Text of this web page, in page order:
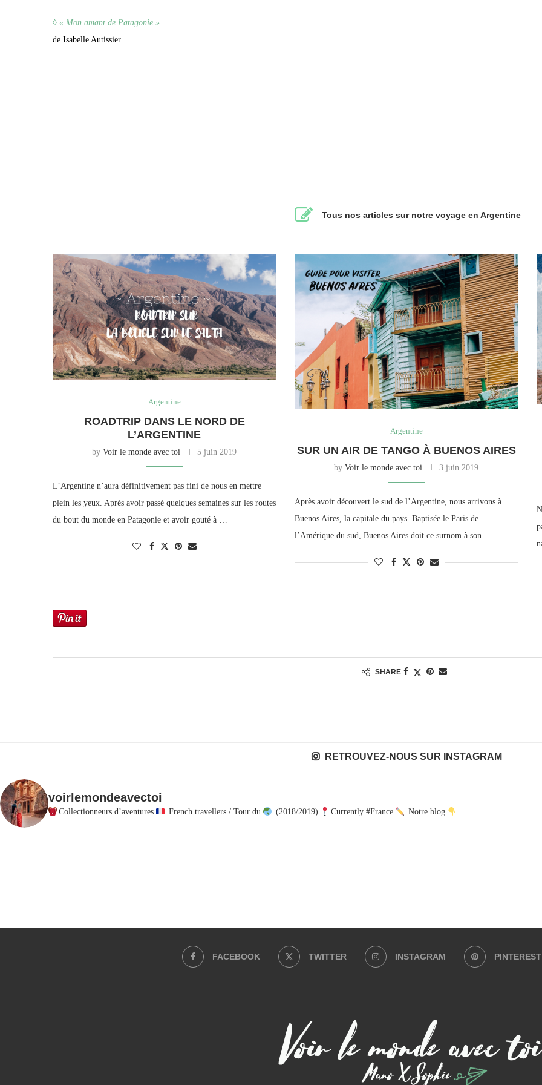
◊ « Mon amant de Patagonie »
de Isabelle Autissier
Tous nos articles sur notre voyage en Argentine
Argentine
ROADTRIP DANS LE NORD DE
L’ARGENTINE
byVoir le monde avec toi 5 juin 2019
L’Argentine n’aura définitivement pas fini de nous en mettre
plein les yeux. Après avoir passé quelques semaines sur les routes
du bout du monde en Patagonie et avoir gouté à …
Argentine
SUR UN AIR DE TANGO À BUENOS AIRES
byVoir le monde avec toi 3 juin 2019
Après avoir découvert le sud de l’Argentine, nous arrivons à
Buenos Aires, la capitale du pays. Baptisée le Paris de
l’Amérique du sud, Buenos Aires doit ce surnom à son …
SHARE
RETROUVEZ-NOUS SUR INSTAGRAM
voirlemondeavectoi
Collectionneurs d’aventures French travellers / Tour du (2018/2019) Currently #France Notre blog
Charger plus Suivre sur Instagram
FACEBOOK TWITTER INSTAGRAM PINTEREST